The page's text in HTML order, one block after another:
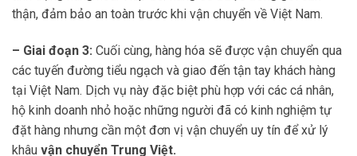
thận, đảm bảo an toàn trước khi vận chuyển về Việt Nam.
– Giai đoạn 3: Cuối cùng, hàng hóa sẽ được vận chuyển qua
các tuyến đường tiểu ngạch và giao đến tận tay khách hàng
tại Việt Nam. Dịch vụ này đặc biệt phù hợp với các cá nhân,
hộ kinh doanh nhỏ hoặc những người đã có kinh nghiệm tự
đặt hàng nhưng cần một đơn vị vận chuyển uy tín để xử lý
khâu vận chuyển Trung Việt.